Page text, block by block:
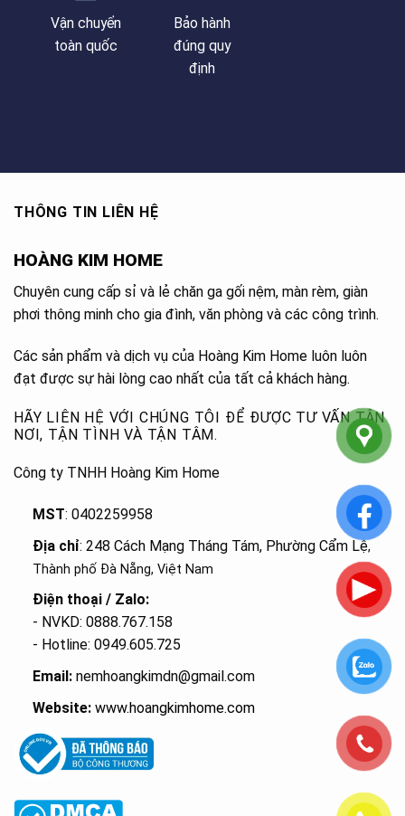
Vận chuyển
toàn quốc
Bảo hành
đúng quy
định
THÔNG TIN LIÊN HỆ
HOÀNG KIM HOME
Chuyên cung cấp sỉ và lẻ chăn ga gối nệm, màn rèm, giàn
phơi thông minh cho gia đình, văn phòng và các công trình.
Các sản phẩm và dịch vụ của Hoàng Kim Home luôn luôn
đạt được sự hài lòng cao nhất của tất cả khách hàng.
HÃY LIÊN HỆ VỚI CHÚNG TÔI ĐỂ ĐƯỢC TƯ VẤN TẬN
NƠI, TẬN TÌNH VÀ TẬN TÂM.
Công ty TNHH Hoàng Kim Home
MST: 0402259958
Địa chỉ: 248 Cách Mạng Tháng Tám, Phường Cẩm Lệ,
Thành phố Đà Nẵng, Việt Nam
Điện thoại / Zalo:
- NVKD: 0888.767.158
- Hotline: 0949.605.725
Email:nemhoangkimdn@gmail.com
Website: www.hoangkimhome.com